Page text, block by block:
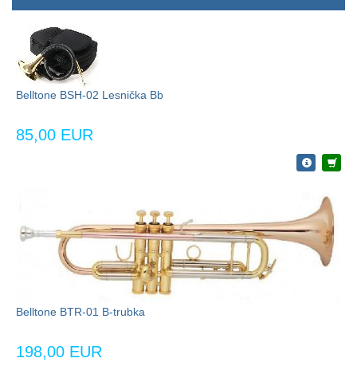
Belltone BSH-02 Lesnička Bb
85,00 EUR
Belltone BTR-01 B-trubka
198,00 EUR